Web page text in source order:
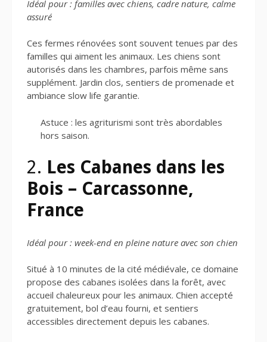
Idéal pour : familles avec chiens, cadre nature, calme
assuré
Ces fermes rénovées sont souvent tenues par des
familles qui aiment les animaux. Les chiens sont
autorisés dans les chambres, parfois même sans
supplément. Jardin clos, sentiers de promenade et
ambiance slow life garantie.
Astuce : les agriturismi sont très abordables
hors saison.
2. Les Cabanes dans les
Bois – Carcassonne,
France
Idéal pour : week-end en pleine nature avec son chien
Situé à 10 minutes de la cité médiévale, ce domaine
propose des cabanes isolées dans la forêt, avec
accueil chaleureux pour les animaux. Chien accepté
gratuitement, bol d’eau fourni, et sentiers
accessibles directement depuis les cabanes.